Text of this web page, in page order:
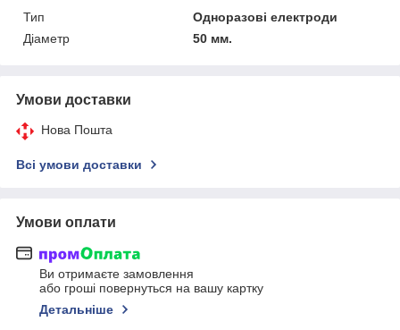
Тип
Одноразові електроди
Діаметр
50 мм.
Умови доставки
Нова Пошта
Всі умови доставки
Умови оплати
Ви отримаєте замовлення
або гроші повернуться на вашу картку
Детальніше